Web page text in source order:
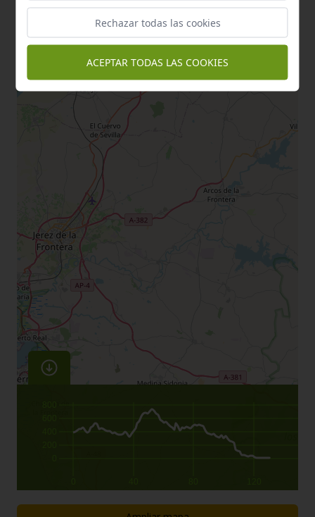
Rechazar todas las cookies
ACEPTAR TODAS LAS COOKIES